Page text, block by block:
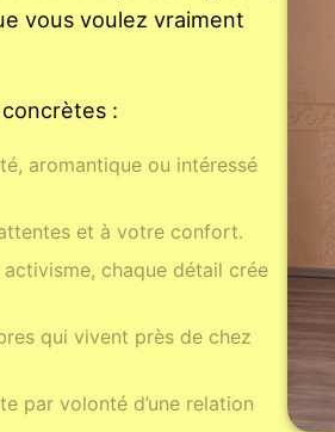
vous voulez vraiment
:
aromantique ou intéressé
et à votre confort.
chaque détail crée
qui vivent près de chez
par volonté d’une relation